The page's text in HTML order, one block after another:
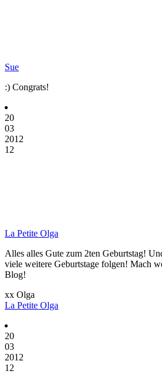
Sue
:) Congrats!
20
03
2012
12
La Petite Olga
Alles alles Gute zum 2ten Geburtstag!
viele weitere Geburtstage folgen! Mach
Blog!
xx Olga
La Petite Olga
20
03
2012
12